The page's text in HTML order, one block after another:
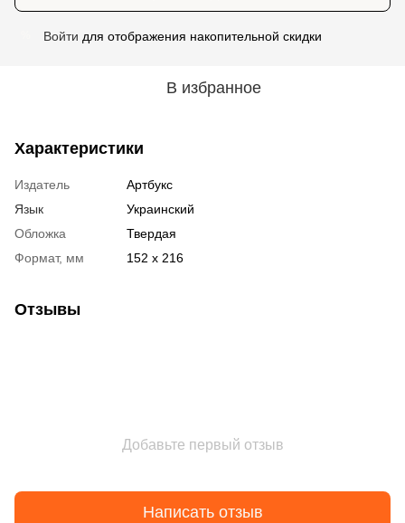
Войти для отображения накопительной скидки
В избранное
Характеристики
Издатель
Артбукс
Язык
Украинский
Обложка
Твердая
Формат, мм
152 х 216
Отзывы
Добавьте первый отзыв
Написать отзыв